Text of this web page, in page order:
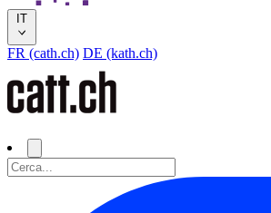
IT
FR (cath.ch) DE (kath.ch)